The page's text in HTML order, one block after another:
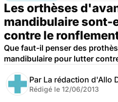
Les orthèses
mandibulaire sont-
contre le
Que faut-il penser des
mandibulaire pour lutter
Par La rédaction d'Allo
Rédigé le 12/06/2013